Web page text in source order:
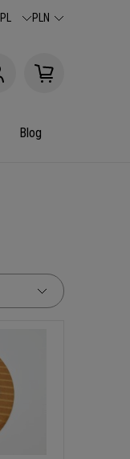
PL PLN
Blog